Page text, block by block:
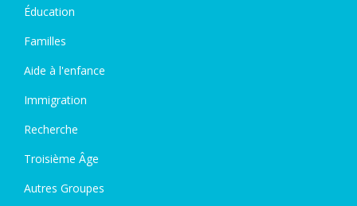
Éducation
Familles
Aide à l'enfance
Immigration
Recherche
Troisième Âge
Autres Groupes